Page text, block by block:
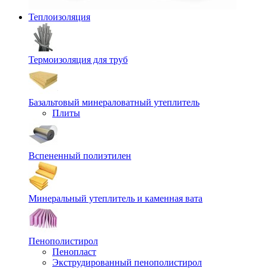
Теплоизоляция
Термоизоляция для труб
Базальтовый минераловатный утеплитель
Плиты
Вспененный полиэтилен
Минеральный утеплитель и каменная вата
Пенополистирол
Пенопласт
Экструдированный пенополистирол